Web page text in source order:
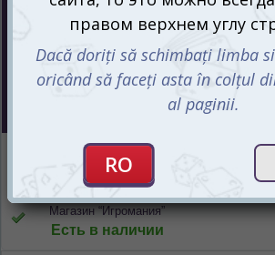
150mdl
Интернет-магазин
Есть в наличии
Магазин “Игромания”
Есть в наличии